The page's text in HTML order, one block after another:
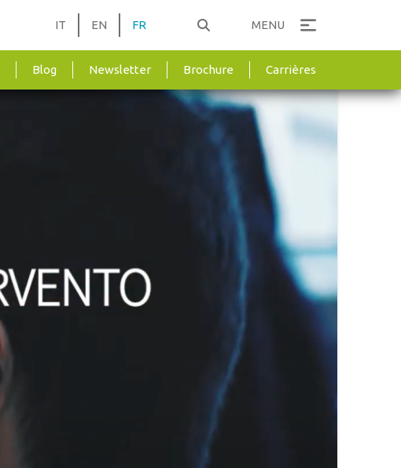
IT EN FR MENU
Blog Newsletter Brochure Carrières